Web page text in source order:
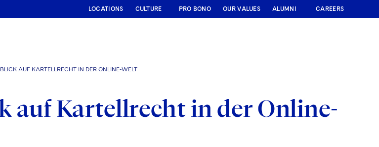
LOCATIONS CULTURE PRO BONO OUR VALUES ALUMNI CAREERS
AUF KARTELLRECHT IN DER ONLINE-WELT
auf Kartellrecht in der Online-